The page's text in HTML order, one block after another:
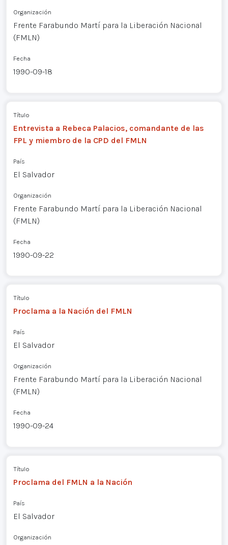
Organización
Frente Farabundo Martí para la Liberación Nacional
(FMLN)
Fecha
1990-09-18
Título
Entrevista a Rebeca Palacios, comandante de las
FPL y miembro de la CPD del FMLN
País
El Salvador
Organización
Frente Farabundo Martí para la Liberación Nacional
(FMLN)
Fecha
1990-09-22
Título
Proclama a la Nación del FMLN
País
El Salvador
Organización
Frente Farabundo Martí para la Liberación Nacional
(FMLN)
Fecha
1990-09-24
Título
Proclama del FMLN a la Nación
País
El Salvador
Organización